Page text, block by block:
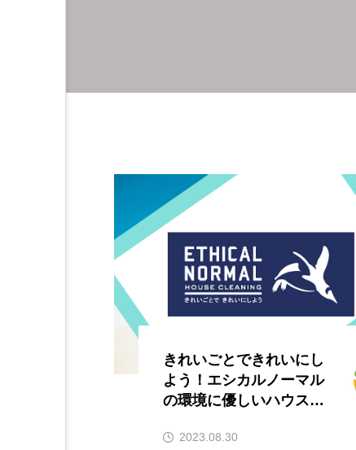
きれいごとできれいにし
よう！エシカルノーマル
の環境に優しいハウスク
2023.08.30